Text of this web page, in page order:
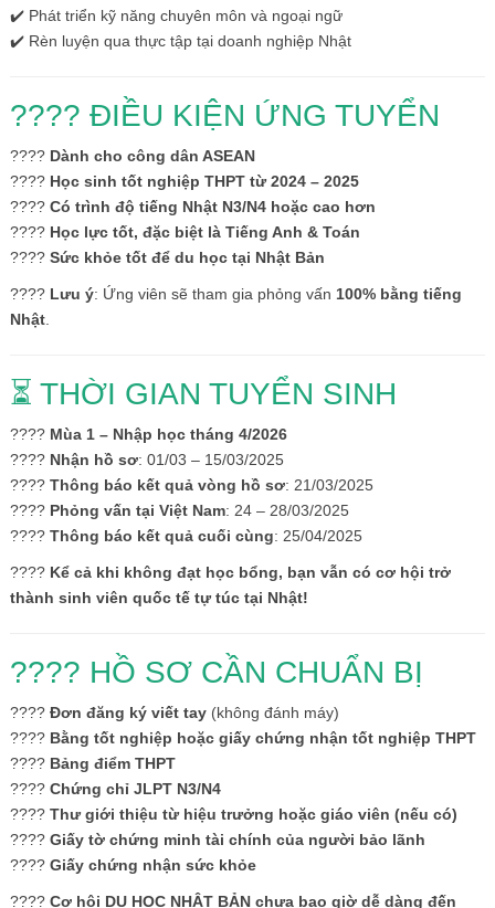
✔️ Phát triển kỹ năng chuyên môn và ngoại ngữ
✔️ Rèn luyện qua thực tập tại doanh nghiệp Nhật
???? ĐIỀU KIỆN ỨNG TUYỂN
???? Dành cho công dân ASEAN
???? Học sinh tốt nghiệp THPT từ 2024 – 2025
???? Có trình độ tiếng Nhật N3/N4 hoặc cao hơn
???? Học lực tốt, đặc biệt là Tiếng Anh & Toán
???? Sức khỏe tốt để du học tại Nhật Bản
???? Lưu ý: Ứng viên sẽ tham gia phỏng vấn 100% bằng tiếng
Nhật.
⏳ THỜI GIAN TUYỂN SINH
???? Mùa 1 – Nhập học tháng 4/2026
???? Nhận hồ sơ: 01/03 – 15/03/2025
???? Thông báo kết quả vòng hồ sơ: 21/03/2025
???? Phỏng vấn tại Việt Nam: 24 – 28/03/2025
???? Thông báo kết quả cuối cùng: 25/04/2025
???? Kể cả khi không đạt học bổng, bạn vẫn có cơ hội trở
thành sinh viên quốc tế tự túc tại Nhật!
???? HỒ SƠ CẦN CHUẨN BỊ
???? Đơn đăng ký viết tay(không đánh máy)
???? Bằng tốt nghiệp hoặc giấy chứng nhận tốt nghiệp THPT
???? Bảng điểm THPT
???? Chứng chỉ JLPT N3/N4
???? Thư giới thiệu từ hiệu trưởng hoặc giáo viên (nếu có)
???? Giấy tờ chứng minh tài chính của người bảo lãnh
???? Giấy chứng nhận sức khỏe
???? Cơ hội DU HỌC NHẬT BẢN chưa bao giờ dễ dàng đến